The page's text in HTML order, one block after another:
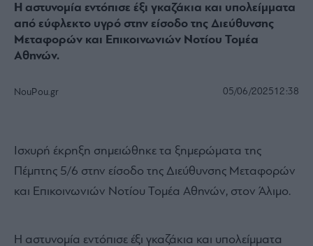
Η αστυνομία εντόπισε έξι γκαζάκια και υπολείμματα
από εύφλεκτο υγρό στην είσοδο της Διεύθυνσης
Μεταφορών και Επικοινωνιών Νοτίου Τομέα
Αθηνών.
NouPou.gr 05/06/202512:38
Ισχυρή έκρηξη σημειώθηκε τα ξημερώματα της
Πέμπτης 5/6 στην είσοδο της Διεύθυνσης Μεταφορών
και Επικοινωνιών Νοτίου Τομέα Αθηνών, στον Άλιμο.
Η αστυνομία εντόπισε έξι γκαζάκια και υπολείμματα